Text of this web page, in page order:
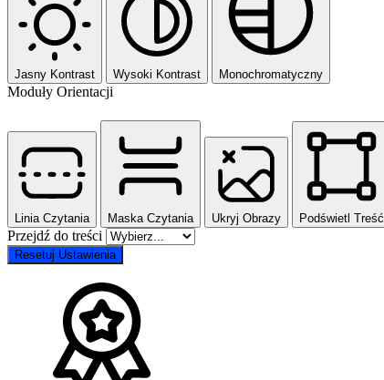
Jasny Kontrast Wysoki Kontrast Monochromatyczny
Moduły Orientacji
Linia Czytania Maska Czytania Ukryj Obrazy Podświetl Treść
Przejdź do treści
Resetuj Ustawienia